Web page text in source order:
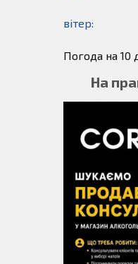
вітер:
Погода на 10
На